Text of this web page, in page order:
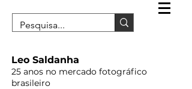
Leo Saldanha
25 anos no mercado fotográfico
brasileiro